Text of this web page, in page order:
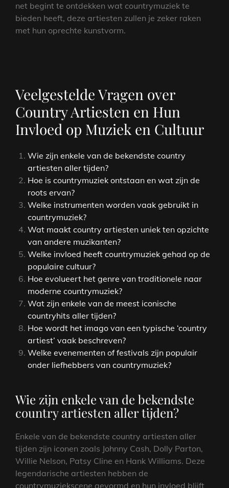
net begint te ontdekken wat countrymuziek te
bieden heeft, deze artiesten zullen je zeker raken
met hun oprechte kunstvorm.
Veelgestelde Vragen over
Country Artiesten en Hun
Invloed op Muziek en Cultuur
Wie zijn enkele van de bekendste country
artiesten aller tijden?
Hoe is countrymuziek ontstaan en wat zijn de
roots ervan?
Welke instrumenten worden vaak gebruikt in
countrymuziek?
Wat maakt country artiesten uniek ten opzichte
van andere muzikanten?
Welke invloed heeft countrymuziek gehad op de
populaire cultuur?
Hoe evolueert het genre van traditionele naar
moderne countrymuziek?
Wat zijn enkele van de meest iconische
countryhits aller tijden?
Hoe wordt het imago van een typische ‘country
artiest’ vaak beschreven?
Welke evenementen of festivals zijn populair
onder liefhebbers van countrymuziek?
Wie zijn enkele van de bekendste
country artiesten aller tijden?
Enkele van de bekendste country artiesten aller
tijden zijn iconen zoals Johnny Cash, Dolly Parton,
Willie Nelson, Patsy Cline en Hank Williams. Deze
legendarische artiesten hebben de
countrymuziekscene gevormd en hun invloed blijft